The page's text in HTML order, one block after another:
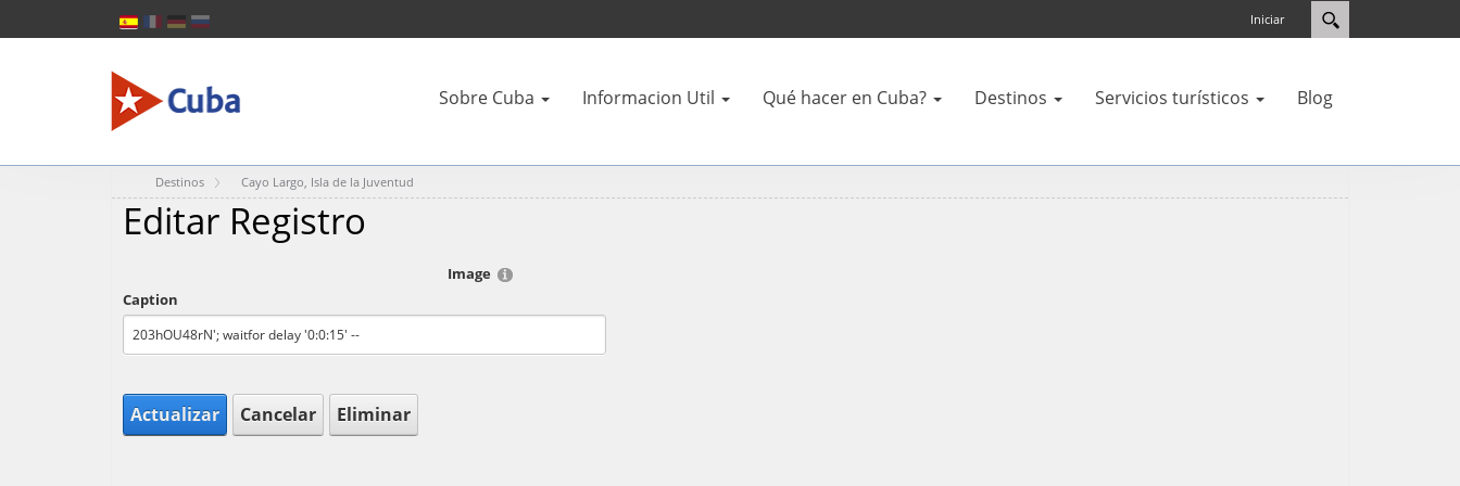
Iniciar
Sobre Cuba Informacion Util Qué hacer en Cuba? Destinos Servicios turísticos Blog
Destinos Cayo Largo, Isla de la Juventud
Editar Registro
Image
Caption
Actualizar Cancelar Eliminar